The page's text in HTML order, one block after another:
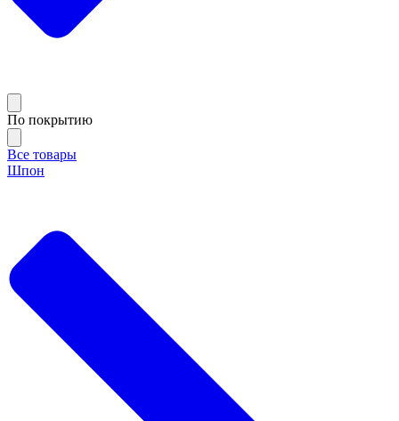
По покрытию
Все товары
Шпон